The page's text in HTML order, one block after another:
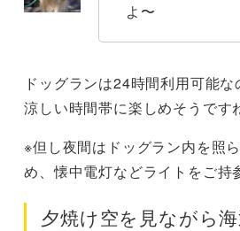
よ〜
ドッグランは24時間利用可能
涼しい時間帯に楽しめそうです
※但し夜間はドッグラン内を照
め、懐中電灯などライトをご持
夕焼け空を見ながら